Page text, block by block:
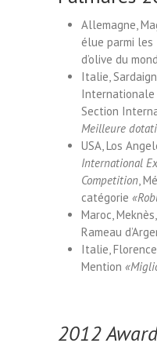
Allemagne,
élue parmi
d’olive du
Italie,
Internationale
Section
Meilleure
USA, Los
International
Competition,
catégorie
Maroc, Meknès,
Rameau
Italie,
Mention
2012